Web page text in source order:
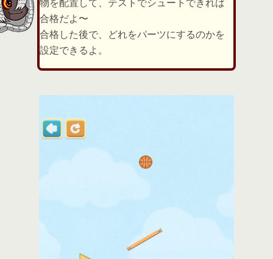
物を配置して、テストでシュートできれば
合格だよ〜
合格した後で、どれをパーツにするのかを
設定できるよ。